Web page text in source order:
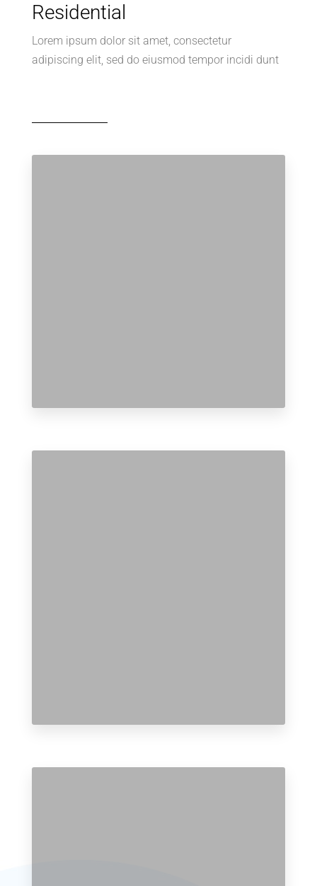
Residential
Lorem ipsum dolor sit amet, consectetur
adipiscing elit, sed do eiusmod tempor incidi dunt